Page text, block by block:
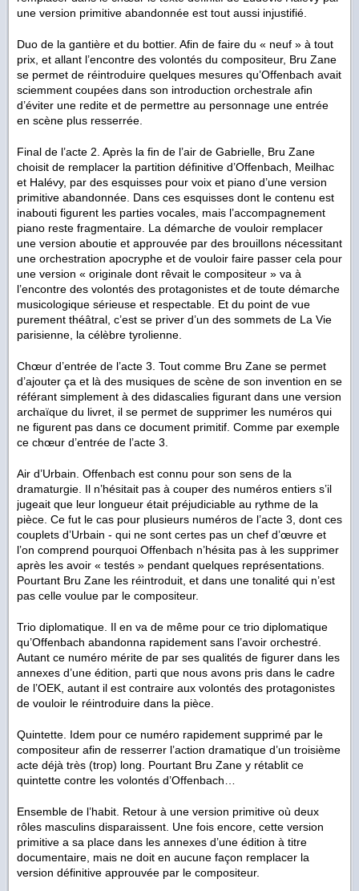
une version primitive abandonnée est tout aussi injustifié.
Duo de la gantière et du bottier. Afin de faire du « neuf » à tout
prix, et allant l’encontre des volontés du compositeur, Bru Zane
se permet de réintroduire quelques mesures qu’Offenbach avait
sciemment coupées dans son introduction orchestrale afin
d’éviter une redite et de permettre au personnage une entrée
en scène plus resserrée.
Final de l’acte 2. Après la fin de l’air de Gabrielle, Bru Zane
choisit de remplacer la partition définitive d’Offenbach, Meilhac
et Halévy, par des esquisses pour voix et piano d’une version
primitive abandonnée. Dans ces esquisses dont le contenu est
inabouti figurent les parties vocales, mais l’accompagnement
piano reste fragmentaire. La démarche de vouloir remplacer
une version aboutie et approuvée par des brouillons nécessitant
une orchestration apocryphe et de vouloir faire passer cela pour
une version « originale dont rêvait le compositeur » va à
l’encontre des volontés des protagonistes et de toute démarche
musicologique sérieuse et respectable. Et du point de vue
purement théâtral, c’est se priver d’un des sommets de La Vie
parisienne, la célèbre tyrolienne.
Chœur d’entrée de l’acte 3. Tout comme Bru Zane se permet
d’ajouter ça et là des musiques de scène de son invention en se
référant simplement à des didascalies figurant dans une version
archaïque du livret, il se permet de supprimer les numéros qui
ne figurent pas dans ce document primitif. Comme par exemple
ce chœur d’entrée de l’acte 3.
Air d’Urbain. Offenbach est connu pour son sens de la
dramaturgie. Il n’hésitait pas à couper des numéros entiers s’il
jugeait que leur longueur était préjudiciable au rythme de la
pièce. Ce fut le cas pour plusieurs numéros de l’acte 3, dont ces
couplets d’Urbain - qui ne sont certes pas un chef d’œuvre et
l’on comprend pourquoi Offenbach n’hésita pas à les supprimer
après les avoir « testés » pendant quelques représentations.
Pourtant Bru Zane les réintroduit, et dans une tonalité qui n’est
pas celle voulue par le compositeur.
Trio diplomatique. Il en va de même pour ce trio diplomatique
qu’Offenbach abandonna rapidement sans l’avoir orchestré.
Autant ce numéro mérite de par ses qualités de figurer dans les
annexes d’une édition, parti que nous avons pris dans le cadre
de l’OEK, autant il est contraire aux volontés des protagonistes
de vouloir le réintroduire dans la pièce.
Quintette. Idem pour ce numéro rapidement supprimé par le
compositeur afin de resserrer l’action dramatique d’un troisième
acte déjà très (trop) long. Pourtant Bru Zane y rétablit ce
quintette contre les volontés d’Offenbach…
Ensemble de l’habit. Retour à une version primitive où deux
rôles masculins disparaissent. Une fois encore, cette version
primitive a sa place dans les annexes d’une édition à titre
documentaire, mais ne doit en aucune façon remplacer la
version définitive approuvée par le compositeur.